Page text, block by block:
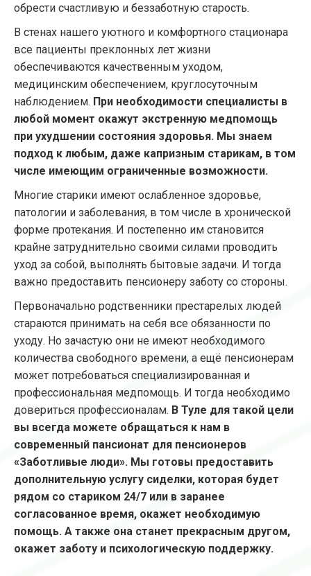
обрести счастливую и беззаботную старость.
В стенах нашего уютного и комфортного стационара
все пациенты преклонных лет жизни
обеспечиваются качественным уходом,
медицинским обеспечением, круглосуточным
наблюдением. При необходимости специалисты в
любой момент окажут экстренную медпомощь
при ухудшении состояния здоровья. Мы знаем
подход к любым, даже капризным старикам, в том
числе имеющим ограниченные возможности.
Многие старики имеют ослабленное здоровье,
патологии и заболевания, в том числе в хронической
форме протекания. И постепенно им становится
крайне затруднительно своими силами проводить
уход за собой, выполнять бытовые задачи. И тогда
важно предоставить пенсионеру заботу со стороны.
Первоначально родственники престарелых людей
стараются принимать на себя все обязанности по
уходу. Но зачастую они не имеют необходимого
количества свободного времени, а ещё пенсионерам
может потребоваться специализированная и
профессиональная медпомощь. И тогда необходимо
довериться профессионалам. В Туле для такой цели
вы всегда можете обращаться к нам в
современный пансионат для пенсионеров
«Заботливые люди». Мы готовы предоставить
дополнительную услугу сиделки, которая будет
рядом со стариком 24/7 или в заранее
согласованное время, окажет необходимую
помощь. А также она станет прекрасным другом,
окажет заботу и психологическую поддержку.